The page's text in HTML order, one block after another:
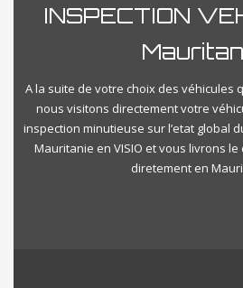
INSPECTION
A la suite de votre choix des véhicules
nous visitons directement votre
inspection minutieuse sur l’etat global
Mauritanie en VISIO et vous livrons
diretement en